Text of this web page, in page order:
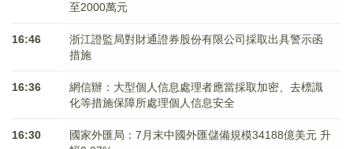
至2000萬元
16:46
浙江證監局對財通證券股份有限公司採取出具警示函
措施
16:36
網信辦：大型個人信息處理者應當採取加密、去標識
化等措施保障所處理個人信息安全
16:30
國家外匯局：7月末中國外匯儲備規模34188億美元 升